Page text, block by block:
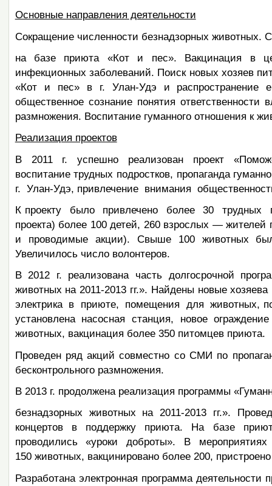
Основные направления деятельности
Сокращение численности безнадзорных животных.
на базе приюта «Кот и пес». Вакцинация в
инфекционных заболеваний. Поиск новых хозяев
«Кот и пес» в г. Улан-Удэ и распространение
общественное сознание понятия
размножения. Воспитание гуманного отношения к
Реализация проектов
В 2011 г. успешно реализован проект
воспитание трудных подростков, пропаганда
г. Улан-Удэ, привлечение внимания
К проекту было привлечено более 30 трудных
проекта) более 100 детей, 260 взрослых —
и проводимые акции). Свыше 100 животных было
Увеличилось число волонтеров.
В 2012 г. реализована часть долгосрочной
животных на 2011-2013 гг.». Найдены новые
электрика в приюте, помещения для животных,
установлена насосная станция, новое
животных, вакцинация более 350 питомцев приюта.
Проведен ряд акций совместно со СМИ по
бесконтрольного размножения.
В 2013 г. продолжена реализация программы
безнадзорных животных на 2011-2013 гг.».
концертов в поддержку приюта. На базе
проводились «уроки доброты». В мероприятиях
150 животных, вакцинировано более 200,
Разработана электронная программа